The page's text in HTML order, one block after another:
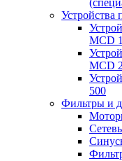
Устройства
MCD
MCD
500
Фильтры и